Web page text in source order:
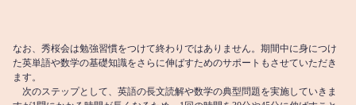
なお、秀桜会は勉強習慣をつけて終わりではありません。期間中に身につけ
た英単語や数学の基礎知識をさらに伸ばすためのサポートもさせていただき
ます。
次のステップとして、英語の長文読解や数学の典型問題を実施していきま